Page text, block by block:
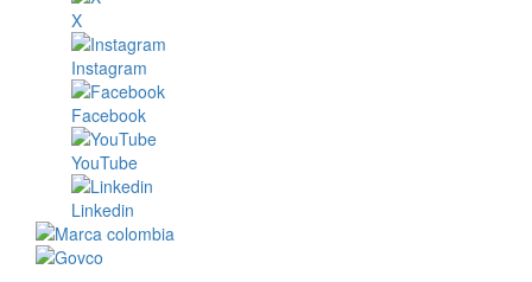
X
Instagram
Facebook
YouTube
Linkedin